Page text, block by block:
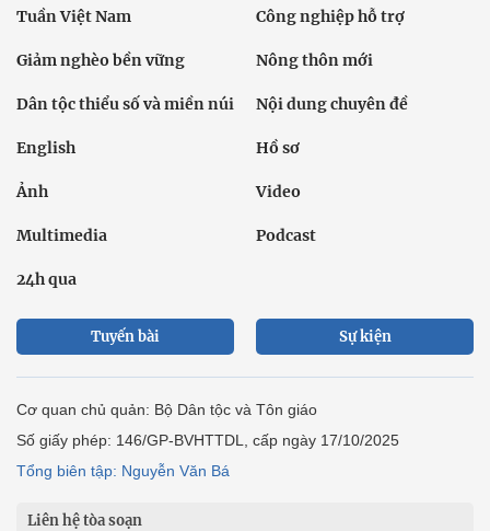
Tuần Việt Nam Công nghiệp hỗ trợ
Giảm nghèo bền vững Nông thôn mới
Dân tộc thiểu số và miền núi Nội dung chuyên đề
English Hồ sơ
Ảnh Video
Multimedia Podcast
24h qua
Tuyến bài Sự kiện
Cơ quan chủ quản: Bộ Dân tộc và Tôn giáo
Số giấy phép: 146/GP-BVHTTDL, cấp ngày 17/10/2025
Tổng biên tập: Nguyễn Văn Bá
Liên hệ tòa soạn